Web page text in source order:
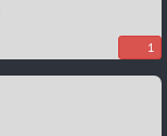
1